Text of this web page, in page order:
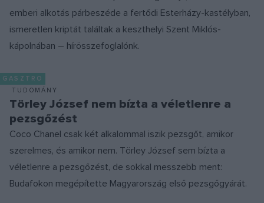
emberi alkotás párbeszéde a fertődi Esterházy-kastélyban,
ismeretlen kriptát találtak a keszthelyi Szent Miklós-
kápolnában – hírösszefoglalónk.
GASZTRO
TUDOMÁNY
Törley József nem bízta a véletlenre a
pezsgőzést
Coco Chanel csak két alkalommal iszik pezsgőt, amikor
szerelmes, és amikor nem. Törley József sem bízta a
véletlenre a pezsgőzést, de sokkal messzebb ment:
Budafokon megépítette Magyarország első pezsgőgyárát.